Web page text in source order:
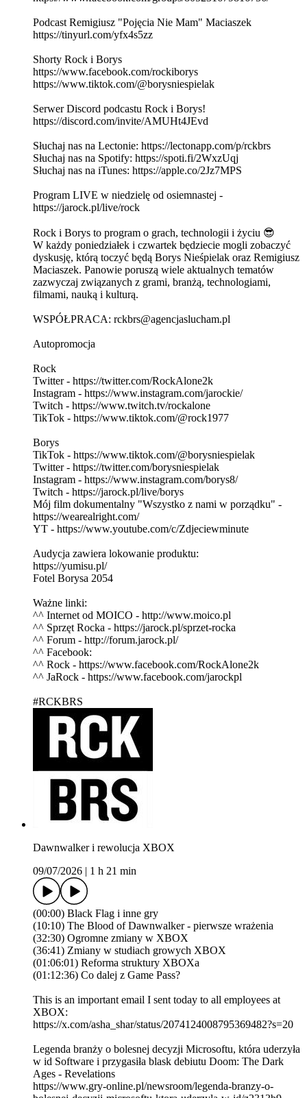
Podcast Remigiusz "Pojęcia Nie Mam" Maciaszek
https://tinyurl.com/yfx4s5zz
Shorty Rock i Borys
https://www.facebook.com/rockiborys
https://www.tiktok.com/@borysniespielak
Serwer Discord podcastu Rock i Borys!
https://discord.com/invite/AMUHt4JEvd
Słuchaj nas na Lectonie: https://lectonapp.com/p/rckbrs
Słuchaj nas na Spotify: https://spoti.fi/2WxzUqj
Słuchaj nas na iTunes: https://apple.co/2Jz7MPS
Program LIVE w niedzielę od osiemnastej -
https://jarock.pl/live/rock
Rock i Borys to program o grach, technologii i życiu 😎
W każdy poniedziałek i czwartek będziecie mogli zobaczyć
dyskusję, którą toczyć będą Borys Nieśpielak oraz Remigiusz
Maciaszek. Panowie poruszą wiele aktualnych tematów
zazwyczaj związanych z grami, branżą, technologiami,
filmami, nauką i kulturą.
WSPÓŁPRACA: rckbrs@agencjaslucham.pl
Autopromocja
Rock
Twitter - https://twitter.com/RockAlone2k
Instagram - https://www.instagram.com/jarockie/
Twitch - https://www.twitch.tv/rockalone
TikTok - https://www.tiktok.com/@rock1977
Borys
TikTok - https://www.tiktok.com/@borysniespielak
Twitter - https://twitter.com/borysniespielak
Instagram - https://www.instagram.com/borys8/
Twitch - https://jarock.pl/live/borys
Mój film dokumentalny "Wszystko z nami w porządku" -
https://wearealright.com/
YT - https://www.youtube.com/c/Zdjeciewminute
Audycja zawiera lokowanie produktu:
https://yumisu.pl/
Fotel Borysa 2054
Ważne linki:
^^ Internet od MOICO - http://www.moico.pl
^^ Sprzęt Rocka - https://jarock.pl/sprzet-rocka
^^ Forum - http://forum.jarock.pl/
^^ Facebook:
^^ Rock - https://www.facebook.com/RockAlone2k
^^ JaRock - https://www.facebook.com/jarockpl
#RCKBRS
Dawnwalker i rewolucja XBOX
09/07/2026
1 h 21 min
(00:00) Black Flag i inne gry
(10:10) The Blood of Dawnwalker - pierwsze wrażenia
(32:30) Ogromne zmiany w XBOX
(36:41) Zmiany w studiach growych XBOX
(01:06:01) Reforma struktury XBOXa
(01:12:36) Co dalej z Game Pass?
This is an important email I sent today to all employees at
XBOX:
https://x.com/asha_shar/status/2074124008795369482?s=20
Legenda branży o bolesnej decyzji Microsoftu, która uderzyła
w id Software i przygasiła blask debiutu Doom: The Dark
Ages - Revelations
https://www.gry-online.pl/newsroom/legenda-branzy-o-